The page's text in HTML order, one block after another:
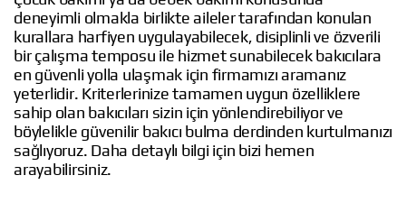
deneyimli olmakla birlikte aileler tarafından konulan
kurallara harfiyen uygulayabilecek, disiplinli ve özverili
bir çalışma temposu ile hizmet sunabilecek bakıcılara
en güvenli yolla ulaşmak için firmamızı aramanız
yeterlidir. Kriterlerinize tamamen uygun özelliklere
sahip olan bakıcıları sizin için yönlendirebiliyor ve
böylelikle güvenilir bakıcı bulma derdinden kurtulmanızı
sağlıyoruz. Daha detaylı bilgi için bizi hemen
arayabilirsiniz.